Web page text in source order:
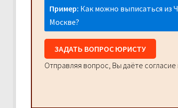
Пример: Как можно выписаться из
Москве?
ЗАДАТЬ ВОПРОС ЮРИСТУ
Отправляя вопрос, Вы даёте согласие